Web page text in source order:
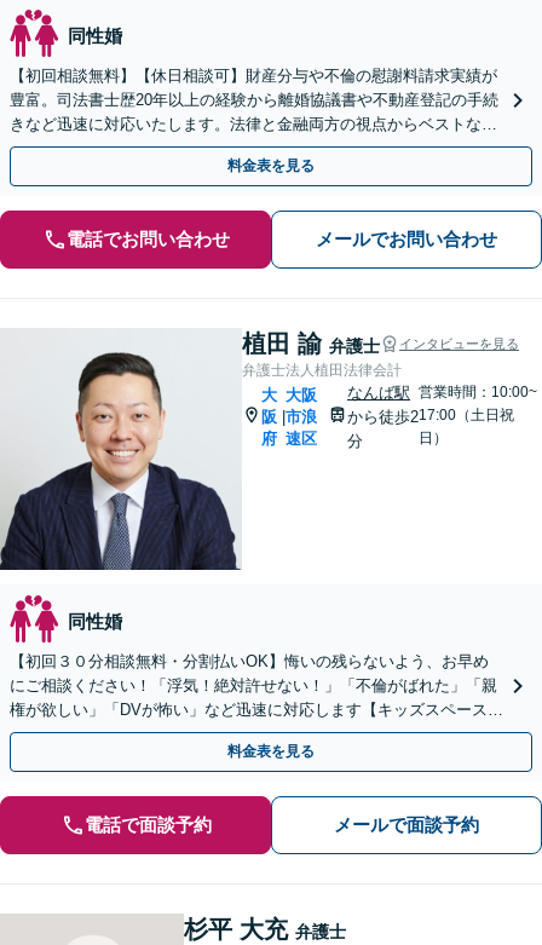
同性婚
【初回相談無料】【休日相談可】財産分与や不倫の慰謝料請求実績が
豊富。司法書士歴20年以上の経験から離婚協議書や不動産登記の手続
きなど迅速に対応いたします。法律と金融両方の視点からベストな解
決案をご提案。お気軽にご相談ください。
料金表を見る
電話でお問い合わせ メールでお問い合わせ
植田 諭 弁護士 インタビューを見る
弁護士法人植田法律会計
大
阪
府
|
大阪
市浪
速区
なんば駅
から徒歩2
分
営業時間：10:00~
17:00（土日祝
日）
同性婚
【初回３０分相談無料・分割払いOK】悔いの残らないよう、お早め
にご相談ください！「浮気！絶対許せない！」「不倫がばれた」「親
権が欲しい」「DVが怖い」など迅速に対応します【キッズスペース完
備】【Google口コミ高評価⭐️】
料金表を見る
電話で面談予約 メールで面談予約
杉平 大充 弁護士